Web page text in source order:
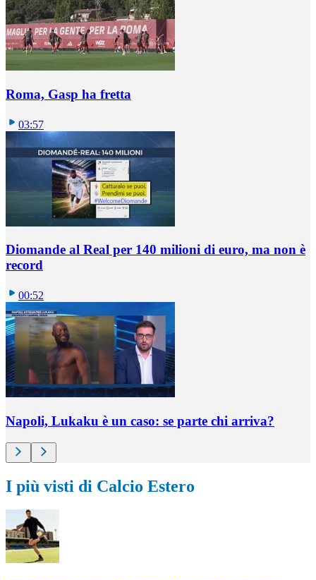
Roma, Gasp ha fretta
03:57
Diomande al Real per 140 milioni di euro, ma non è
record
00:52
Napoli, Lukaku è un caso: se parte chi arriva?
I più visti di Calcio Estero